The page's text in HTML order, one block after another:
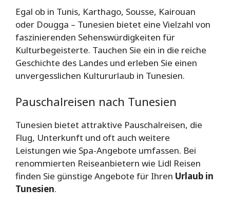
Egal ob in Tunis, Karthago, Sousse, Kairouan
oder Dougga – Tunesien bietet eine Vielzahl von
faszinierenden Sehenswürdigkeiten für
Kulturbegeisterte. Tauchen Sie ein in die reiche
Geschichte des Landes und erleben Sie einen
unvergesslichen Kultururlaub in Tunesien.
Pauschalreisen nach Tunesien
Tunesien bietet attraktive Pauschalreisen, die
Flug, Unterkunft und oft auch weitere
Leistungen wie Spa-Angebote umfassen. Bei
renommierten Reiseanbietern wie Lidl Reisen
finden Sie günstige Angebote für Ihren Urlaub in
Tunesien.